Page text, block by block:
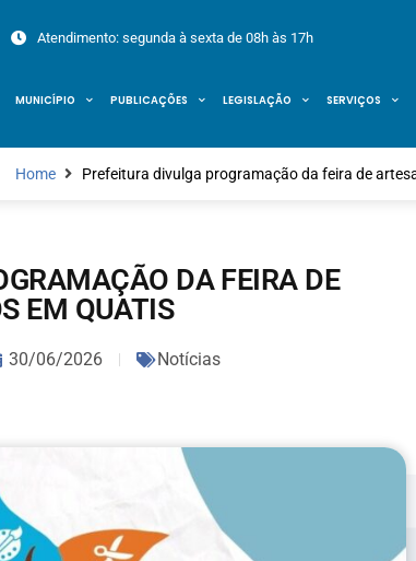
Atendimento: segunda à sexta de 08h às 17h
MUNICÍPIO PUBLICAÇÕES LEGISLAÇÃO SERVIÇOS
Home Prefeitura divulga programação da feira de
DA FEIRA DE
EM QUATIS
30/06/2026 Notícias